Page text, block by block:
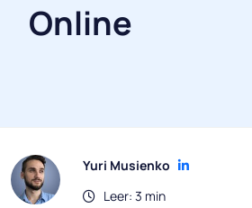
Online
Yuri Musienko
Leer: 3 min